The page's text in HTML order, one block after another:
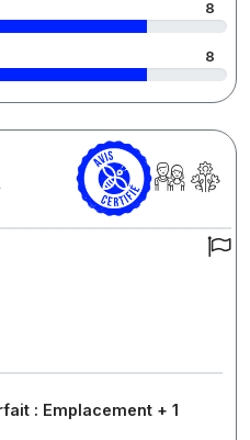
8
8
: Emplacement + 1